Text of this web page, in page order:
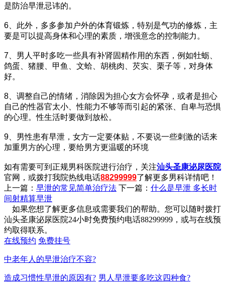
是防治早泄忌讳的。
6、此外，多多参加户外的体育锻炼，特别是气功的修炼，主
要是可以提高身体和心理的素质，增强意念的控制能力。
7、男人平时多吃一些具有补肾固精作用的东西，例如牡蛎、
鸽蛋、猪腰、甲鱼、文蛤、胡桃肉、芡实、栗子等，对身体
好。
8、调整自己的情绪，消除因为担心女方会怀孕，或者是担心
自己的性器官太小、性能力不够等而引起的紧张、自卑与恐惧
的心理。性生活时要做到放松。
9、男性患有早泄，女方一定要体贴，不要说一些刺激的话来
加重男方的心理，要给男方更温暖的环境
如有需要可到正规男科医院进行治疗，关注汕头圣康泌尿医院
官网，或拨打我院热线电话88299999了解更多男科详情吧！
上一篇： 早泄的常见简单治疗法 下一篇： 什么是早泄 多长时
间射精算早泄
如果您想了解更多信息或需要我们的帮助。您可以随时拨打
汕头圣康泌尿医院24小时免费预约电话88299999，或与在线预
约取得联系。
在线预约 免费挂号
中老年人的早泄治疗不容?
造成习惯性早泄的原因有? 男人早泄要多吃这四种食?